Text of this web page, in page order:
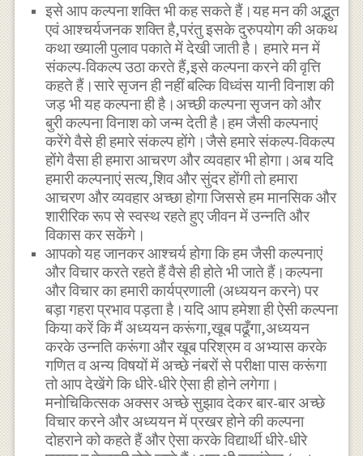
इसे आप कल्पना शक्ति भी कह सकते हैं।यह मन की अद्भुत
एवं आश्चर्यजनक शक्ति है,परंतु इसके दुरुपयोग की अकथ
कथा ख्याली पुलाव पकाते में देखी जाती है। हमारे मन में
संकल्प-विकल्प उठा करते हैं,इसे कल्पना करने की वृत्ति
कहते हैं।सारे सृजन ही नहीं बल्कि विध्वंस यानी विनाश की
जड़ भी यह कल्पना ही है।अच्छी कल्पना सृजन को और
बुरी कल्पना विनाश को जन्म देती है।हम जैसी कल्पनाएं
करेंगे वैसे ही हमारे संकल्प होंगे।जैसे हमारे संकल्प-विकल्प
होंगे वैसा ही हमारा आचरण और व्यवहार भी होगा।अब यदि
हमारी कल्पनाएं सत्य,शिव और सुंदर होंगी तो हमारा
आचरण और व्यवहार अच्छा होगा जिससे हम मानसिक और
शारीरिक रूप से स्वस्थ रहते हुए जीवन में उन्नति और
विकास कर सकेंगे।
आपको यह जानकर आश्चर्य होगा कि हम जैसी कल्पनाएं
और विचार करते रहते हैं वैसे ही होते भी जाते हैं।कल्पना
और विचार का हमारी कार्यप्रणाली (अध्ययन करने) पर
बड़ा गहरा प्रभाव पड़ता है।यदि आप हमेशा ही ऐसी कल्पना
किया करें कि मैं अध्ययन करूंगा,खूब पढूँगा,अध्ययन
करके उन्नति करूंगा और खूब परिश्रम व अभ्यास करके
गणित व अन्य विषयों में अच्छे नंबरों से परीक्षा पास करूंगा
तो आप देखेंगे कि धीरे-धीरे ऐसा ही होने लगेगा।
मनोचिकित्सक अक्सर अच्छे सुझाव देकर बार-बार अच्छे
विचार करने और अध्ययन में प्रखर होने की कल्पना
दोहराने को कहते हैं और ऐसा करके विद्यार्थी धीरे-धीरे